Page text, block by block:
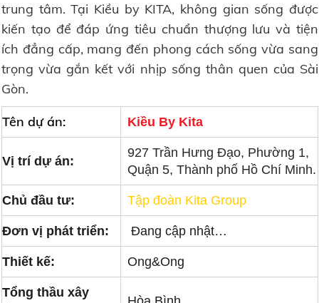
trung tâm. Tại Kiều by KITA, không gian sống được
kiến tạo để đáp ứng tiêu chuẩn thượng lưu và tiện
ích đẳng cấp, mang đến phong cách sống vừa sang
trọng vừa gắn kết với nhịp sống thân quen của Sài
Gòn.
Tên dự án:
Kiều By Kita
Vị trí dự án:
927 Trần Hưng Đạo, Phường 1,
Quận 5, Thành phố Hồ Chí Minh.
Chủ đầu tư: Tập đoàn Kita Group
Đơn vị phát triển: Đang cập nhật…
Thiết kế: Ong&Ong
Tổng thầu xây